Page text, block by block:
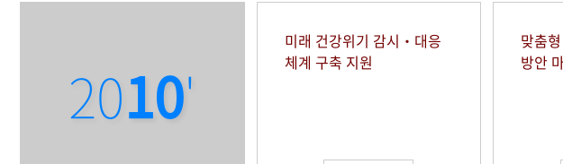
2010'
미래 건강위기 감시‧대응
체계 구축 지원
맞춤
방안